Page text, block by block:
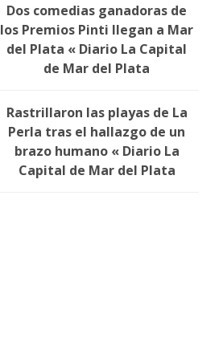
Dos comedias ganadoras de
los Premios Pinti llegan a Mar
del Plata « Diario La Capital
de Mar del Plata
Rastrillaron las playas de La
Perla tras el hallazgo de un
brazo humano « Diario La
Capital de Mar del Plata